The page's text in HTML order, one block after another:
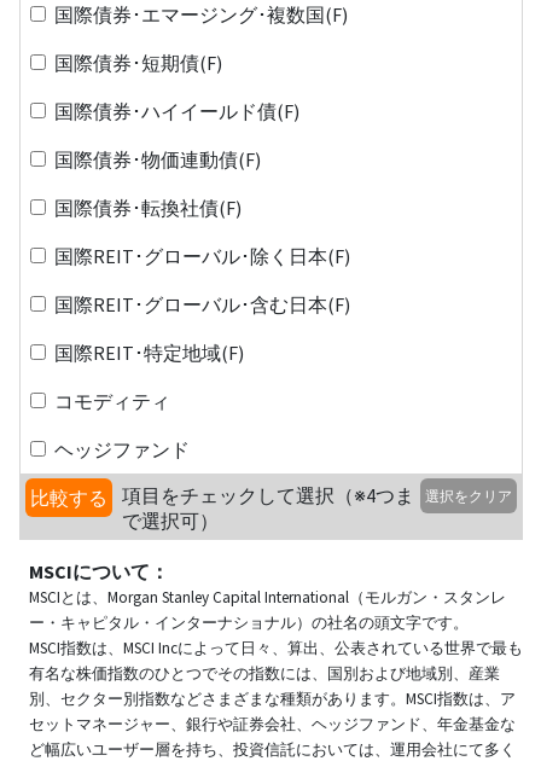
国際債券･エマージング･複数国(F)
国際債券･短期債(F)
国際債券･ハイイールド債(F)
国際債券･物価連動債(F)
国際債券･転換社債(F)
国際REIT･グローバル･除く日本(F)
国際REIT･グローバル･含む日本(F)
国際REIT･特定地域(F)
コモディティ
ヘッジファンド
比較する
項目をチェックして選択（※4つま
で選択可）
選択をクリア
MSCIについて：
MSCIとは、Morgan Stanley Capital International（モルガン・スタンレ
ー・キャピタル・インターナショナル）の社名の頭文字です。
MSCI指数は、MSCI Incによって日々、算出、公表されている世界で最も
有名な株価指数のひとつでその指数には、国別および地域別、産業
別、セクター別指数などさまざまな種類があります。MSCI指数は、ア
セットマネージャー、銀行や証券会社、ヘッジファンド、年金基金な
ど幅広いユーザー層を持ち、投資信託においては、運用会社にて多く